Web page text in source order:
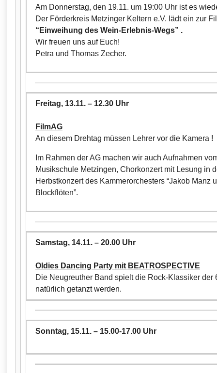
Am Donnerstag, den 19.11. um 19:00 Uhr ist es
Der Förderkreis Metzinger Keltern e.V. lädt ein zur
“Einweihung des Wein-Erlebnis-Wegs” .
Wir freuen uns auf Euch!
Petra und Thomas Zecher.
Freitag, 13.11. – 12.30 Uhr
FilmAG
An diesem Drehtag müssen Lehrer vor die Kamera !
Im Rahmen der AG machen wir auch Aufnahmen
Musikschule Metzingen, Chorkonzert mit Lesung in
Herbstkonzert des Kammerorchesters “Jakob Manz
Blockflöten”.
Samstag, 14.11. – 20.00 Uhr
Oldies Dancing Party mit BEATROSPECTIVE
Die Neugreuther Band spielt die Rock-Klassiker der
natürlich getanzt werden.
Sonntag, 15.11. – 15.00-17.00 Uhr